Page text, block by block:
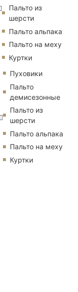
Пальто из
шерсти
Пальто альпака
Пальто на меху
Куртки
Пуховики
Пальто
демисезонные
Пальто из
шерсти
Пальто альпака
Пальто на меху
Куртки